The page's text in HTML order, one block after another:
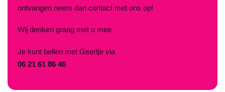
ontvangen neem dan contact met ons op!
Wij denken graag met u mee
Je kunt bellen met Geertje via
06 21 61 86 46